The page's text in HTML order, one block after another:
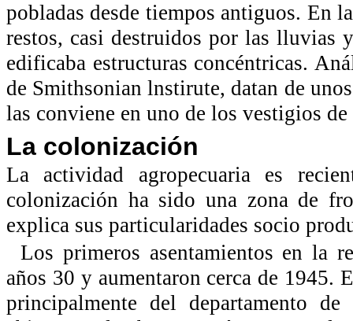
pobladas desde tiempos antiguos. En
restos, casi destruidos por las lluvias
edificaba estructuras concéntricas.
de Smithsonian lnstirute, datan de
las conviene en uno de los vestigios
La colonización
La actividad agropecuaria es
colonización ha sido una zona de
explica sus particularidades socio
Los primeros asentamientos en la
años 30 y aumentaron cerca de 1945.
principalmente del departamento